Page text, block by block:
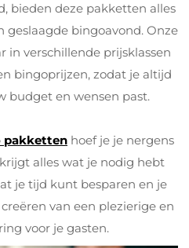
bieden deze pakketten alles
geslaagde bingoavond. Onze
in verschillende prijsklassen
bingoprijzen, zodat je altijd
budget en wensen past.
pakketten hoef je je nergens
alles wat je nodig hebt
je tijd kunt besparen en je
van een plezierige en
voor je gasten.